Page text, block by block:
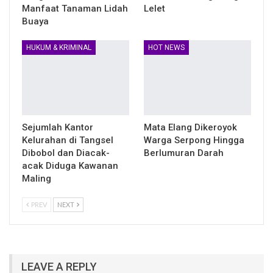
Manfaat Tanaman Lidah
Buaya
Lelet
HUKUM & KRIMINAL
Sejumlah Kantor
Kelurahan di Tangsel
Dibobol dan Diacak-
acak Diduga Kawanan
Maling
HOT NEWS
Mata Elang Dikeroyok
Warga Serpong Hingga
Berlumuran Darah
PREV NEXT
LEAVE A REPLY